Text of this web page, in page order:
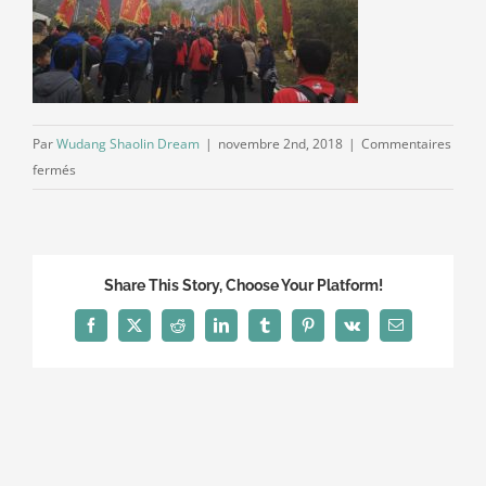
ParWudang Shaolin Dream | novembre 2nd, 2018 | Commentaires
fermés
Share This Story, Choose Your Platform!
Facebook
X Reddit LinkedInTumblrPinterest
Vk Email